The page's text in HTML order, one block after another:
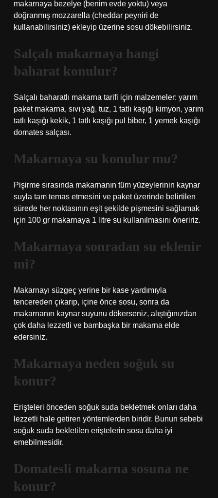
makarnaya bezelye (benim evde yoktu) veya
doğranmış mozzarella (cheddar peyniri de
kullanabilirsiniz) ekleyip üzerine sosu dökebilirsiniz.
Salçalı makarnaya hangi
baharat konulur?
Salçalı baharatlı makarna tarifi için malzemeler: yarım
paket makarna, sıvı yağ, tuz, 1 tatlı kaşığı kimyon, yarım
tatlı kaşığı kekik, 1 tatlı kaşığı pul biber, 1 yemek kaşığı
domates salçası.
Makarnaya su konulur mu?
Pişirme sırasında makarnanın tüm yüzeylerinin kaynar
suyla tam temas etmesini ve paket üzerinde belirtilen
sürede her noktasının eşit şekilde pişmesini sağlamak
için 100 gr makarnaya 1 litre su kullanılmasını öneririz.
Makarnaya sonradan su eklenir
mi?
Makarnayı süzgeç yerine bir kase yardımıyla
tencereden çıkarıp, içine önce sosu, sonra da
makarnanın kaynar suyunu dökerseniz, alıştığınızdan
çok daha lezzetli ve bambaşka bir makarna elde
edersiniz.
Makarnaya neden soğuk su
konur?
Erişteleri önceden soğuk suda bekletmek onları daha
lezzetli hale getiren yöntemlerden biridir. Bunun sebebi
soğuk suda bekletilen eriştelerin sosu daha iyi
emebilmesidir.
Domatesli makarna sosuna ne
konur?